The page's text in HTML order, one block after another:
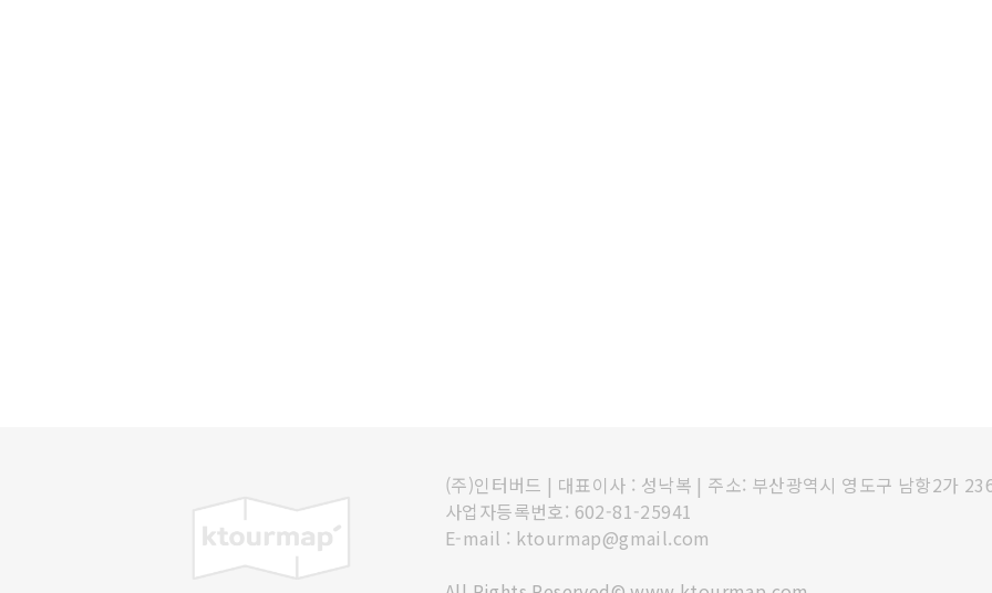
(주)인터버드 | 대표이사 : 성낙복 | 주소: 부산광역시 영도구 남항2가
사업자등록번호: 602-81-25941
E-mail : ktourmap@gmail.com